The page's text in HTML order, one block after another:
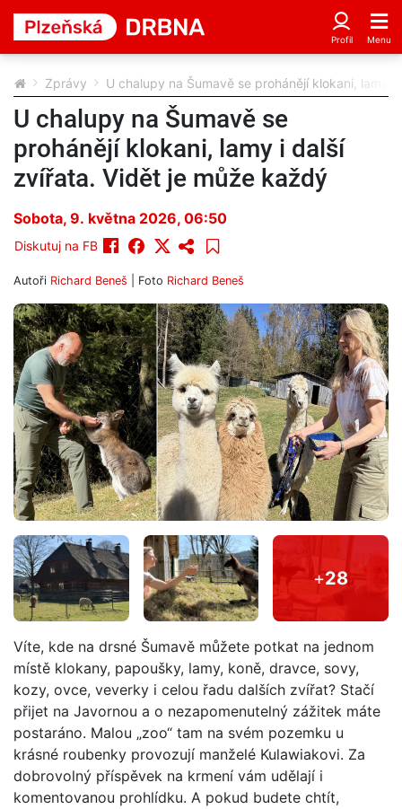
Zprávy U chalupy na Šumavě se prohánějí klokani, lamy
U chalupy na Šumavě se
prohánějí klokani, lamy i další
zvířata. Vidět je může každý
Sobota, 9. května 2026, 06:50
Diskutuj na FB
Autoři Richard Beneš | Foto Richard Beneš
+28
Víte, kde na drsné Šumavě můžete potkat na jednom
místě klokany, papoušky, lamy, koně, dravce, sovy,
kozy, ovce, veverky i celou řadu dalších zvířat? Stačí
přijet na Javornou a o nezapomenutelný zážitek máte
postaráno. Malou „zoo“ tam na svém pozemku u
krásné roubenky provozují manželé Kulawiakovi. Za
dobrovolný příspěvek na krmení vám udělají i
komentovanou prohlídku. A pokud budete chtít,